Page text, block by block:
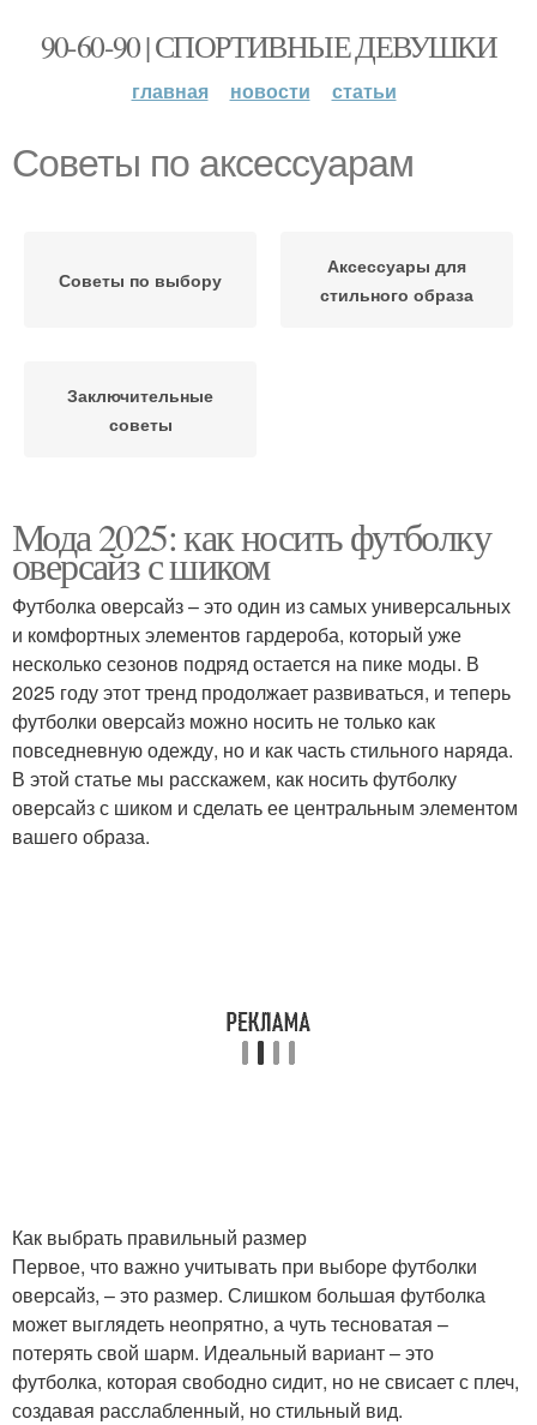
90-60-90 | СПОРТИВНЫЕ ДЕВУШКИ
главная новости статьи
Советы по аксессуарам
Советы по выбору
Аксессуары для
стильного образа
Заключительные
советы
Мода 2025: как носить футболку
оверсайз с шиком
Футболка оверсайз – это один из самых универсальных
и комфортных элементов гардероба, который уже
несколько сезонов подряд остается на пике моды. В
2025 году этот тренд продолжает развиваться, и теперь
футболки оверсайз можно носить не только как
повседневную одежду, но и как часть стильного наряда.
В этой статье мы расскажем, как носить футболку
оверсайз с шиком и сделать ее центральным элементом
вашего образа.
Как выбрать правильный размер
Первое, что важно учитывать при выборе футболки
оверсайз, – это размер. Слишком большая футболка
может выглядеть неопрятно, а чуть тесноватая –
потерять свой шарм. Идеальный вариант – это
футболка, которая свободно сидит, но не свисает с плеч,
создавая расслабленный, но стильный вид.